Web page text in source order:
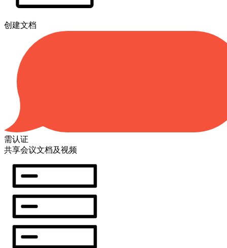
创建文档
需认证
共享会议文档及视频